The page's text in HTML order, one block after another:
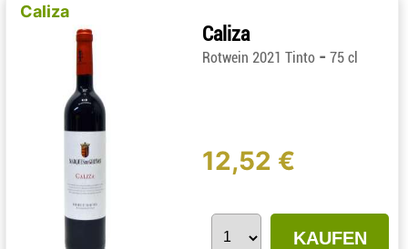
Caliza
Caliza
Rotwein 2021 Tinto - 75 cl
12,52 €
KAUFEN